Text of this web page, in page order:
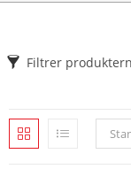
Filtrer